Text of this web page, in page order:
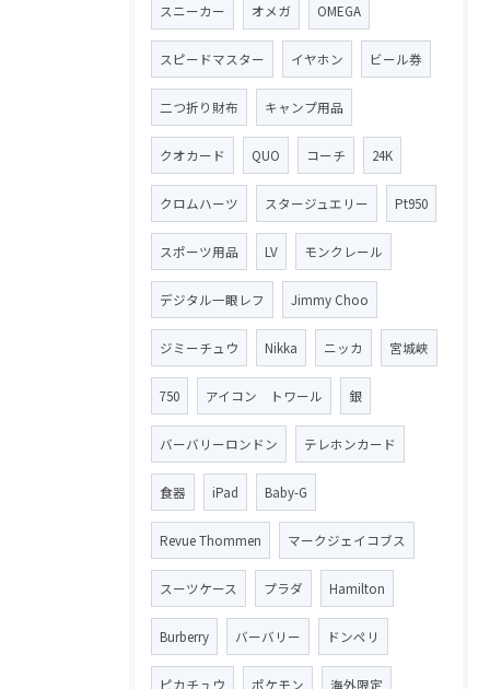
スニーカー オメガ OMEGA
スピードマスター イヤホン ビール券
二つ折り財布 キャンプ用品
クオカード QUO コーチ 24K
クロムハーツ スタージュエリー Pt950
スポーツ用品 LV モンクレール
デジタル一眼レフ Jimmy Choo
ジミーチュウ Nikka ニッカ 宮城峡
750 アイコン トワール 銀
バーバリーロンドン テレホンカード
食器 iPad Baby-G
Revue Thommen マークジェイコブス
スーツケース プラダ Hamilton
Burberry バーバリー ドンペリ
ピカチュウ ポケモン 海外限定